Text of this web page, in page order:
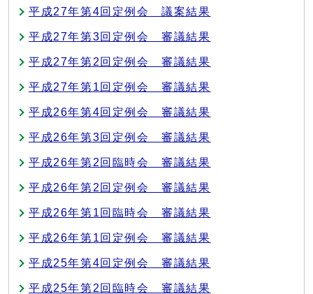
平成27年第4回定例会 議案結果
平成27年第3回定例会 審議結果
平成27年第2回定例会 審議結果
平成27年第1回定例会 審議結果
平成26年第4回定例会 審議結果
平成26年第3回定例会 審議結果
平成26年第2回臨時会 審議結果
平成26年第2回定例会 審議結果
平成26年第1回臨時会 審議結果
平成26年第1回定例会 審議結果
平成25年第4回定例会 審議結果
平成25年第2回臨時会 審議結果